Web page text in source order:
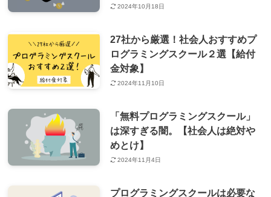
2024年10月18日
27社から厳選！社会人おすすめプ
ログラミングスクール２選【給付
金対象】
2024年11月10日
「無料プログラミングスクール」
は深すぎる闇。【社会人は絶対や
めとけ】
2024年11月4日
プログラミングスクールは必要な